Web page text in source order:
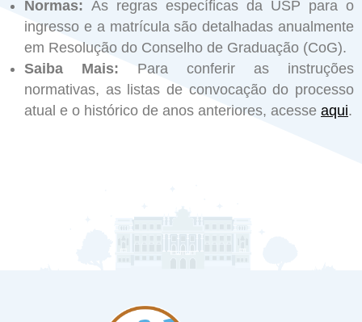
Normas: As regras específicas da USP para o
ingresso e a matrícula são detalhadas anualmente
em Resolução do Conselho de Graduação (CoG).
Saiba Mais: Para conferir as instruções
normativas, as listas de convocação do processo
atual e o histórico de anos anteriores, acesse aqui.